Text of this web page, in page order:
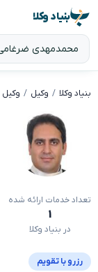
بنیاد وکلا
بنیاد وکلا وکیل وکیل
تعداد خدمات ارائه شده
۱
در بنیاد وکلا
رزرو با تقویم